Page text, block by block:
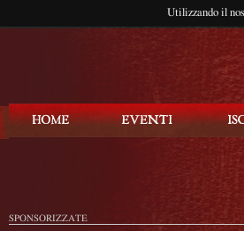
Utilizzando il
SPONSORIZZATE